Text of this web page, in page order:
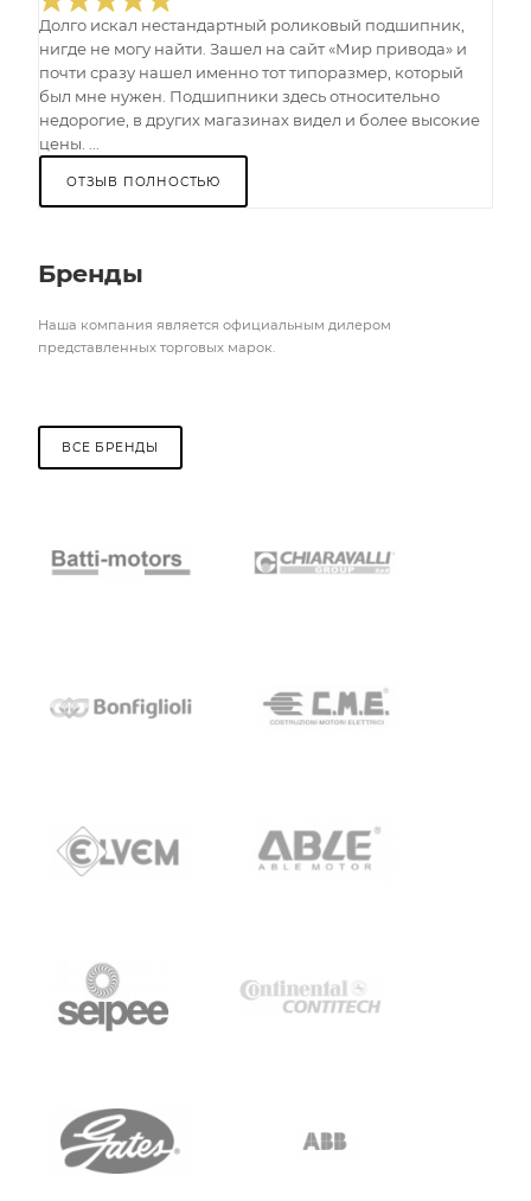
Долго искал нестандартный роликовый подшипник,
нигде не могу найти. Зашел на сайт «Мир привода» и
почти сразу нашел именно тот типоразмер, который
был мне нужен. Подшипники здесь относительно
недорогие, в других магазинах видел и более высокие
цены. ...
ОТЗЫВ ПОЛНОСТЬЮ
Бренды
Наша компания является официальным дилером
представленных торговых марок.
ВСЕ БРЕНДЫ